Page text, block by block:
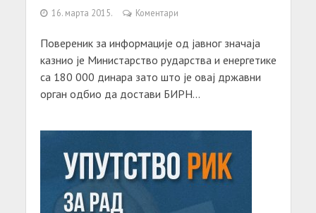
16. марта 2015. Коментари
Повереник за информације од јавног значаја
казнио је Министарство рударства и енергетике
са 180 000 динара зато што је овај државни
орган одбио да достави БИРН...